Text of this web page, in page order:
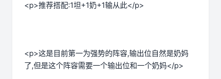
<p>推荐搭配:1坦+1奶+1输从此</p>
<p>这是目前第一为强势的阵容,输出位自然是奶妈
了,但是这个阵容需要一个输出位和一个奶妈</p>